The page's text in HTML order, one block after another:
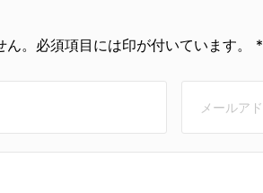
。必須項目には印が付いています。 *